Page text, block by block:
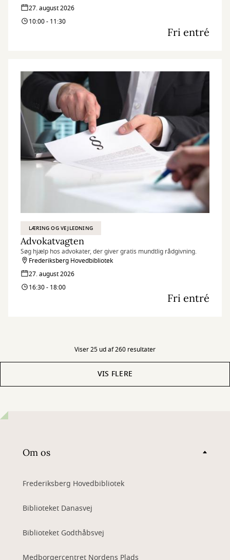
27. august 2026
10:00 - 11:30
Fri entré
LÆRING OG VEJLEDNING
Advokatvagten
Søg hjælp hos advokater, der giver gratis mundtlig rådgivning.
Frederiksberg Hovedbibliotek
27. august 2026
16:30 - 18:00
Fri entré
Viser 25 ud af 260 resultater
VIS FLERE
Om os
Frederiksberg Hovedbibliotek
Biblioteket Danasvej
Biblioteket Godthåbsvej
Medborgercentret Nordens Plads